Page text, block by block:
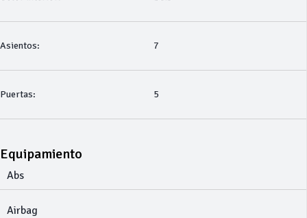
Asientos: 7
Puertas: 5
Equipamiento
Abs
Airbag